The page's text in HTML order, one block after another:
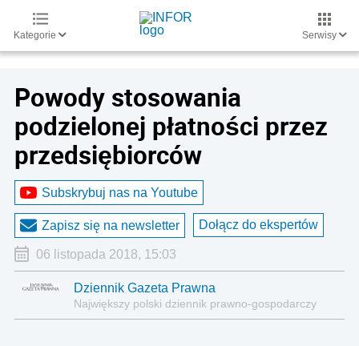
Kategorie Serwisy
Powody stosowania
podzielonej płatności przez
przedsiębiorców
Subskrybuj nas na Youtube
Zapisz się na newsletter Dołącz do ekspertów
06 listopada 2018, 15:03
Dziennik Gazeta Prawna
Największy polski dziennik prawno-gospodarczy